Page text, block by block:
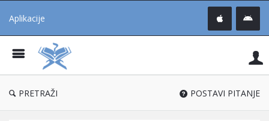
Aplikacije
®
PRETRAŽI POSTAVI PITANJE